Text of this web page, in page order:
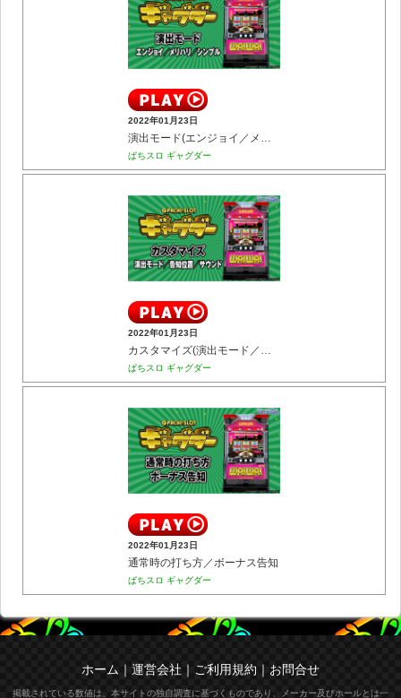
2022年01月23日
演出モード(エンジョイ／メリハリ／シンプル)
ぱちスロ ギャグダー
2022年01月23日
カスタマイズ(演出モード／告知位置／サウンド)
ぱちスロ ギャグダー
2022年01月23日
通常時の打ち方／ボーナス告知
ぱちスロ ギャグダー
ホーム ｜ 運営会社 ｜ ご利用規約 ｜ お問合せ
掲載されている数値は、本サイトの独自調査に基づくものであり、メーカー及びホールとは一